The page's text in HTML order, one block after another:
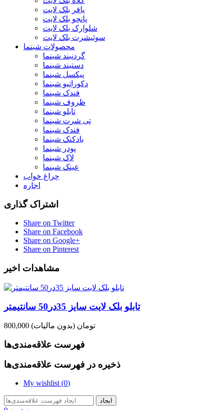
پافر بلک لایت
پانچو بلک لایت
شلوارک بلک لایت
سوئیشرت بلک لایت
محصولات شبنما
گردنبند شبنما
دستبند شبنما
پیکسل شبنما
دکوراتیو شبنما
فندک شبنما
ظروف شبنما
تابلو شبنما
تی شرت شبنما
فندک شبنما
بادکنک شبنما
پودر شبنما
لاک شبنما
عینک شبنما
چراغ خواب
اجاره
اشتراک گذاری
Share on Twitter
Share on Facebook
Share on Google+
Share on Pinterest
مشاهدات اخیر
تابلو بلک لایت سایز 35در50 سانتیمتر
800,000 تومان (بدون مالیات)
فهرست علاقه‌مندی‌ها
ذخیره در فهرست علاقه‌مندی‌ها
My wishlist (0)
ایجاد